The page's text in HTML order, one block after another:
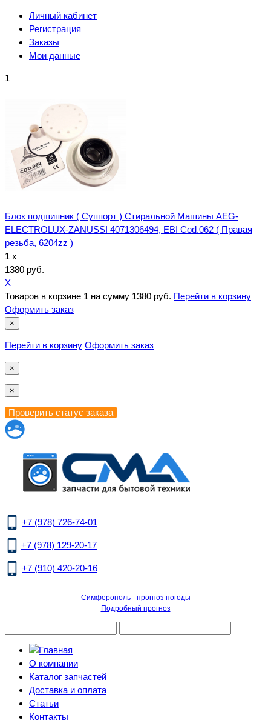
Личный кабинет
Регистрация
Заказы
Мои данные
1
Блок подшипник ( Суппорт ) Стиральной Машины AEG-
ELECTROLUX-ZANUSSI 4071306494, EBI Cod.062 ( Правая
резьба, 6204zz )
1 x
1380 руб.
X
Товаров в корзине 1 на сумму 1380 руб. Перейти в корзину
Оформить заказ
×
Перейти в корзину Оформить заказ
×
×
+7 (978) 726-74-01
+7 (978) 129-20-17
+7 (910) 420-20-16
Симферополь - прогноз погоды
Подробный прогноз
О компании
Каталог запчастей
Доставка и оплата
Статьи
Контакты